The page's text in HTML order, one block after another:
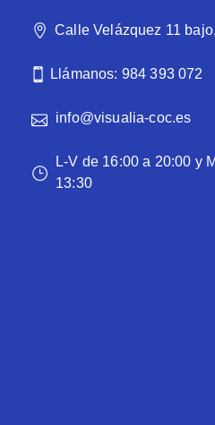
Calle Velázquez 11
Llámanos: 984 393 072
info@visualia-coc.es
L-V de 16:00 a 20:00 y
13:30